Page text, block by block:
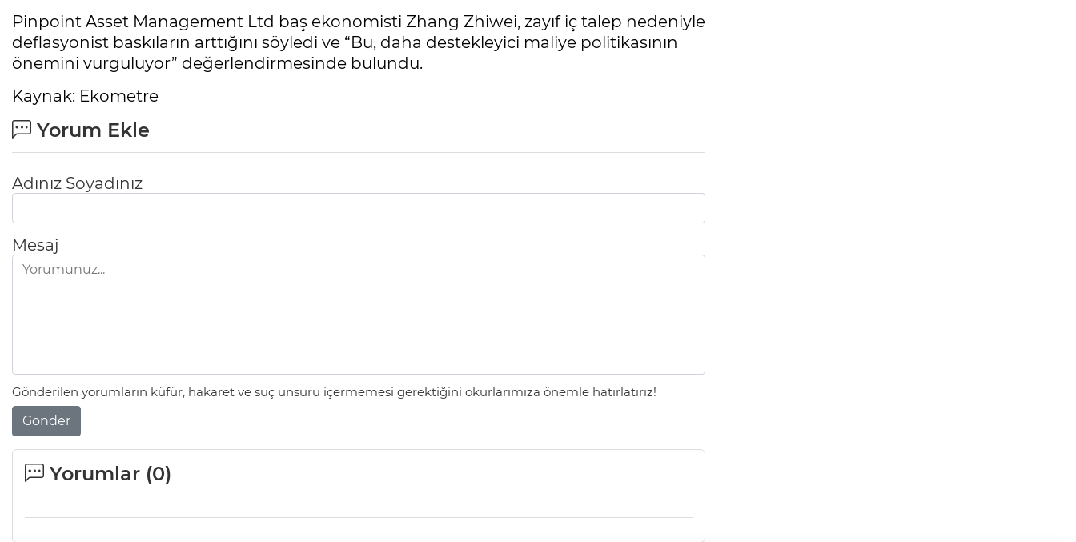
Pinpoint Asset Management Ltd baş ekonomisti Zhang Zhiwei, zayıf iç talep nedeniyle
deflasyonist baskıların arttığını söyledi ve “Bu, daha destekleyici maliye politikasının
önemini vurguluyor” değerlendirmesinde bulundu.
Kaynak: Ekometre
Yorum Ekle
Adınız Soyadınız
Mesaj
Gönderilen yorumların küfür, hakaret ve suç unsuru içermemesi gerektiğini okurlarımıza önemle hatırlatırız!
Gönder
Yorumlar (0)